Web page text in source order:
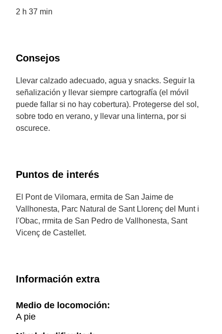
2 h 37 min
Consejos
Llevar calzado adecuado, agua y snacks. Seguir la
señalización y llevar siempre cartografía (el móvil
puede fallar si no hay cobertura). Protegerse del sol,
sobre todo en verano, y llevar una linterna, por si
oscurece.
Puntos de interés
El Pont de Vilomara, ermita de San Jaime de
Vallhonesta, Parc Natural de Sant Llorenç del Munt i
l'Obac, rrmita de San Pedro de Vallhonesta, Sant
Vicenç de Castellet.
Información extra
Medio de locomoción:
A pie